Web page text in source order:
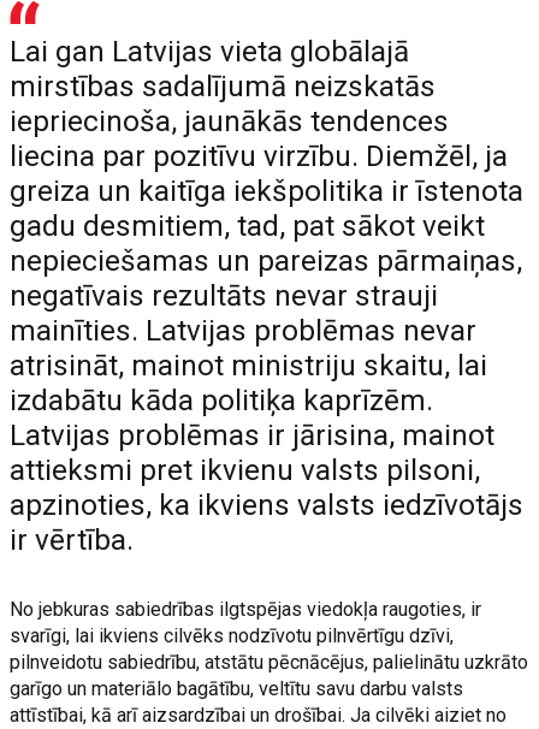
Lai gan Latvijas vieta globālajā
mirstības sadalījumā neizskatās
iepriecinoša, jaunākās tendences
liecina par pozitīvu virzību. Diemžēl, ja
greiza un kaitīga iekšpolitika ir īstenota
gadu desmitiem, tad, pat sākot veikt
nepieciešamas un pareizas pārmaiņas,
negatīvais rezultāts nevar strauji
mainīties. Latvijas problēmas nevar
atrisināt, mainot ministriju skaitu, lai
izdabātu kāda politiķa kaprīzēm.
Latvijas problēmas ir jārisina, mainot
attieksmi pret ikvienu valsts pilsoni,
apzinoties, ka ikviens valsts iedzīvotājs
ir vērtība.
No jebkuras sabiedrības ilgtspējas viedokļa raugoties, ir
svarīgi, lai ikviens cilvēks nodzīvotu pilnvērtīgu dzīvi,
pilnveidotu sabiedrību, atstātu pēcnācējus, palielinātu uzkrāto
garīgo un materiālo bagātību, veltītu savu darbu valsts
attīstībai, kā arī aizsardzībai un drošībai. Ja cilvēki aiziet no